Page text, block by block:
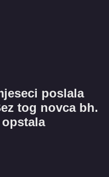
poslala
tog novca bh.